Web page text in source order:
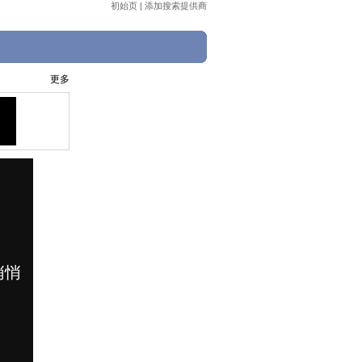
初始页 | 添加搜索提供商
更多